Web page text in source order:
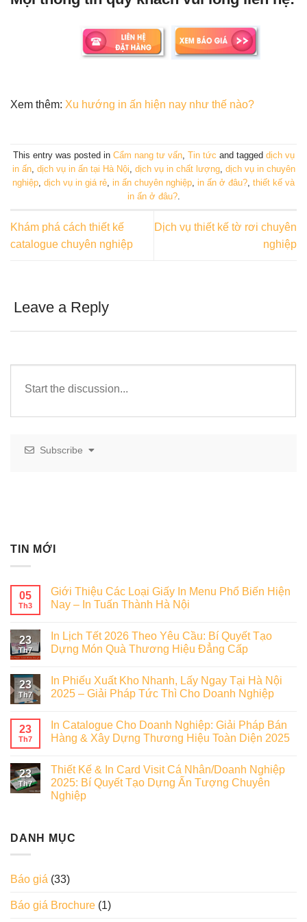
Xem thêm: Xu hướng in ấn hiện nay như thế nào?
This entry was posted in Cẩm nang tư vấn, Tin tức and tagged dịch vụ
in ấn, dịch vụ in ấn tại Hà Nội, dịch vụ in chất lượng, dịch vụ in chuyên
nghiệp, dịch vụ in giá rẻ, in ấn chuyên nghiệp, in ấn ở đâu?, thiết kế và
in ấn ở đâu?.
Khám phá cách thiết kế
catalogue chuyên nghiệp
Dịch vụ thiết kế tờ rơi chuyên
nghiệp
Leave a Reply
Subscribe
TIN MỚI
05
Th3
Giới Thiệu Các Loại Giấy In Menu Phổ Biến Hiện
Nay – In Tuấn Thành Hà Nội
23
Th7
In Lịch Tết 2026 Theo Yêu Cầu: Bí Quyết Tạo
Dựng Món Quà Thương Hiệu Đẳng Cấp
23
Th7
In Phiếu Xuất Kho Nhanh, Lấy Ngay Tại Hà Nội
2025 – Giải Pháp Tức Thì Cho Doanh Nghiệp
23
Th7
In Catalogue Cho Doanh Nghiệp: Giải Pháp Bán
Hàng & Xây Dựng Thương Hiệu Toàn Diện 2025
23
Th7
Thiết Kế & In Card Visit Cá Nhân/Doanh Nghiệp
2025: Bí Quyết Tạo Dựng Ấn Tượng Chuyên
Nghiệp
DANH MỤC
Báo giá (33)
Báo giá Brochure (1)